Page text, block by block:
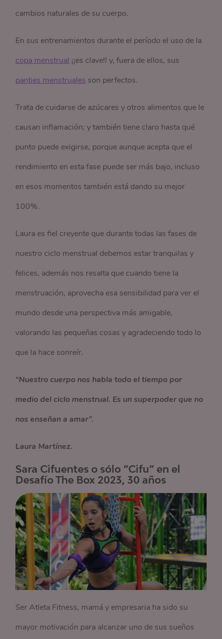
cambios naturales de su cuerpo.
En sus entrenamientos durante el período el uso de la
copa menstrual ¡¡es clave!! y, fuera de ellos, sus
panties menstruales son perfectos.
Trata de cuidarse de azúcares y otros alimentos que le
causan inflamación; y también tiene claro hasta qué
punto puede exigirse, porque aunque acepta que el
rendimiento en esta fase puede ser más bajo, incluso
en esos momentos también está dando su mejor
100%.
Laura es fiel creyente que durante todas las fases de
nuestro ciclo menstrual debemos estar tranquilas y
felices, además nos resalta que cuando tiene la
menstruación, aprovecha esa sensibilidad para ver el
mundo desde una perspectiva más amigable,
valorando las pequeñas cosas y agradeciendo todo lo
que la hace sonreír.
“Nuestro cuerpo nos habla todo el tiempo por
medio del ciclo menstrual. Es un superpoder que no
nos enseñan a amar”.
Laura Martínez.
Sara Cifuentes o sólo “Cifu” en el
Desafío The Box 2023, 30 años
Ser Atleta Fitness, mamá y empresaria ha sido su
mayor motivación para alcanzar uno de sus sueños